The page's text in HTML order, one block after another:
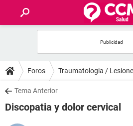
FOROS
SALUD
FAMILIA
Foros Traumatologia /
Tema Anterior
Discopatia y dolor cervical